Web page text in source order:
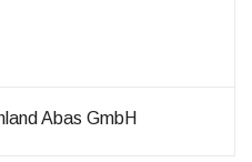
Abas GmbH